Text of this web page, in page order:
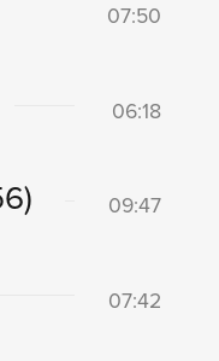
07:50
06:18
09:47
07:42